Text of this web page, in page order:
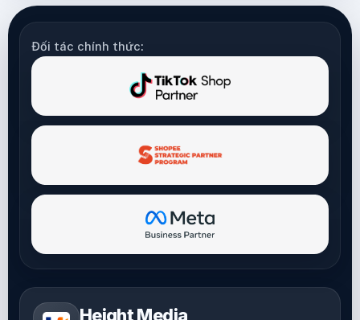
Đối tác chính thức:
Height Media